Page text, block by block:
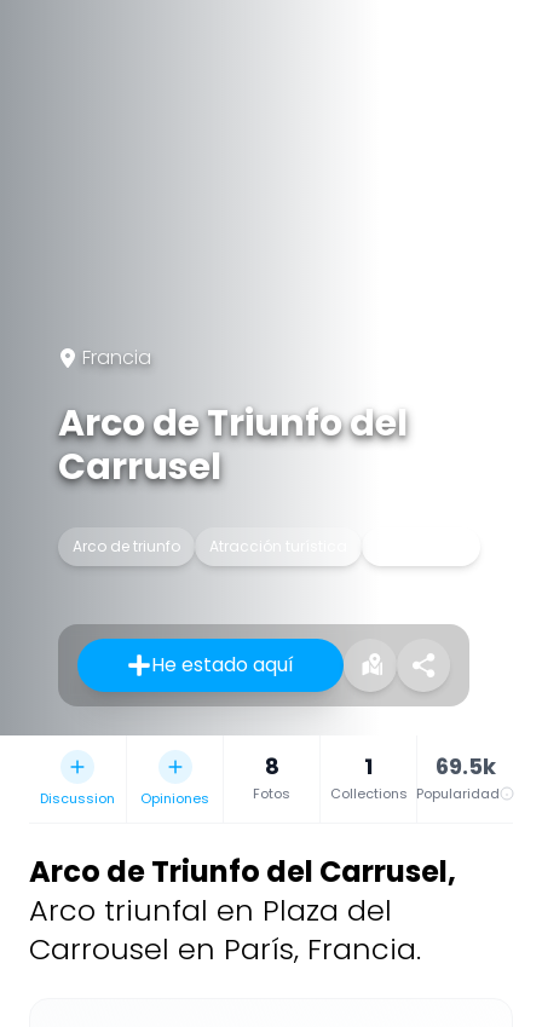
Francia
Arco de Triunfo del
Carrusel
Arco de triunfo Atracción turística
He estado aquí
Discussion Opiniones
8
Fotos
1
Collections
69.5k
Popularidad
Arco de Triunfo del Carrusel,
Arco triunfal en Plaza del
Carrousel en París, Francia.